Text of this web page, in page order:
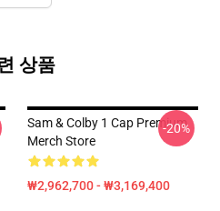
상품
Sam & Colby 1 Cap Premium
Merch Store
₩2,962,700 - ₩3,169,400
-20%